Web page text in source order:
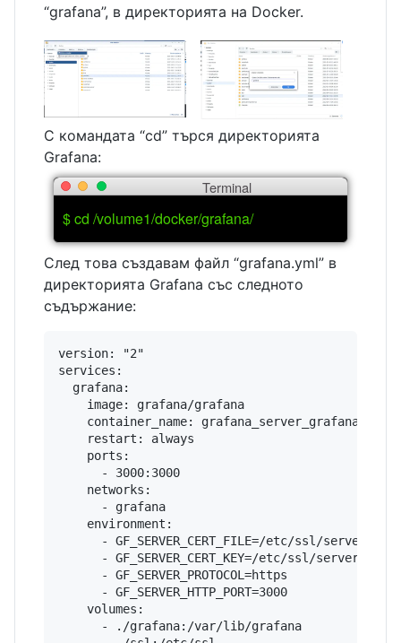
“grafana”, в директорията на Docker.
С командата “cd” търся директорията
Grafana:
Terminal
$ cd /volume1/docker/grafana/
След това създавам файл “grafana.yml” в
директорията Grafana със следното
съдържание:
version: "2"
services:
  grafana:
    image: grafana/grafana
    container_name: grafana_server_grafana
    restart: always
    ports:
      - 3000:3000
    networks:
      - grafana
    environment:
      - GF_SERVER_CERT_FILE=/etc/ssl/server.crt
      - GF_SERVER_CERT_KEY=/etc/ssl/server.key
      - GF_SERVER_PROTOCOL=https
      - GF_SERVER_HTTP_PORT=3000
    volumes:
      - ./grafana:/var/lib/grafana